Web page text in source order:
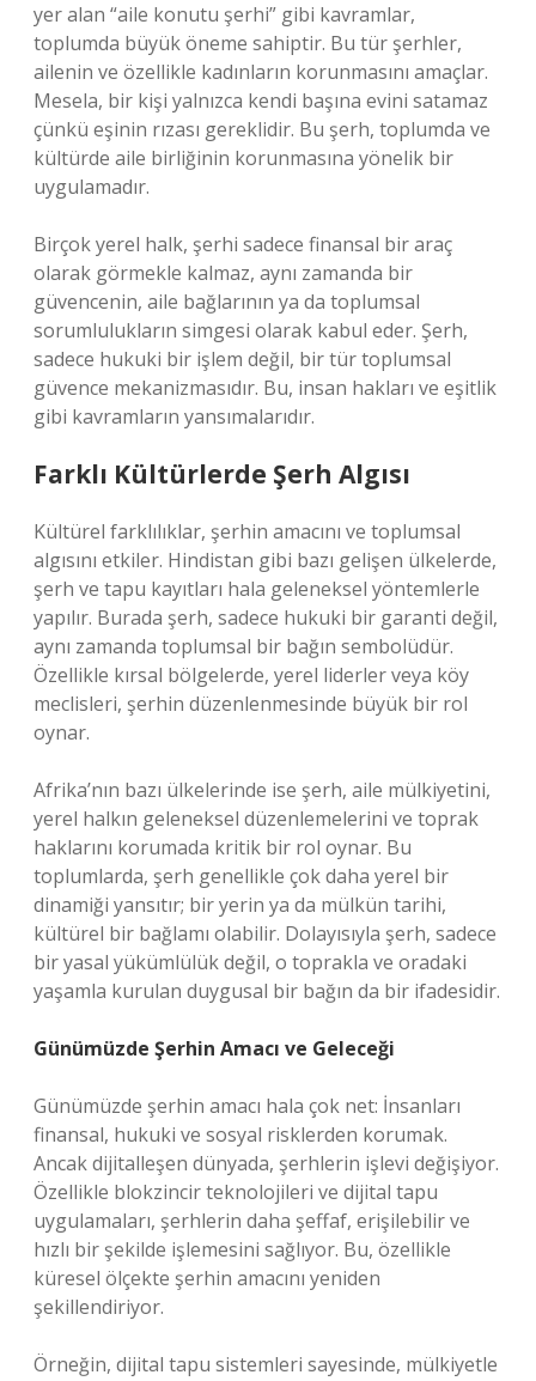
yer alan “aile konutu şerhi” gibi kavramlar,
toplumda büyük öneme sahiptir. Bu tür şerhler,
ailenin ve özellikle kadınların korunmasını amaçlar.
Mesela, bir kişi yalnızca kendi başına evini satamaz
çünkü eşinin rızası gereklidir. Bu şerh, toplumda ve
kültürde aile birliğinin korunmasına yönelik bir
uygulamadır.
Birçok yerel halk, şerhi sadece finansal bir araç
olarak görmekle kalmaz, aynı zamanda bir
güvencenin, aile bağlarının ya da toplumsal
sorumlulukların simgesi olarak kabul eder. Şerh,
sadece hukuki bir işlem değil, bir tür toplumsal
güvence mekanizmasıdır. Bu, insan hakları ve eşitlik
gibi kavramların yansımalarıdır.
Farklı Kültürlerde Şerh Algısı
Kültürel farklılıklar, şerhin amacını ve toplumsal
algısını etkiler. Hindistan gibi bazı gelişen ülkelerde,
şerh ve tapu kayıtları hala geleneksel yöntemlerle
yapılır. Burada şerh, sadece hukuki bir garanti değil,
aynı zamanda toplumsal bir bağın sembolüdür.
Özellikle kırsal bölgelerde, yerel liderler veya köy
meclisleri, şerhin düzenlenmesinde büyük bir rol
oynar.
Afrika’nın bazı ülkelerinde ise şerh, aile mülkiyetini,
yerel halkın geleneksel düzenlemelerini ve toprak
haklarını korumada kritik bir rol oynar. Bu
toplumlarda, şerh genellikle çok daha yerel bir
dinamiği yansıtır; bir yerin ya da mülkün tarihi,
kültürel bir bağlamı olabilir. Dolayısıyla şerh, sadece
bir yasal yükümlülük değil, o toprakla ve oradaki
yaşamla kurulan duygusal bir bağın da bir ifadesidir.
Günümüzde Şerhin Amacı ve Geleceği
Günümüzde şerhin amacı hala çok net: İnsanları
finansal, hukuki ve sosyal risklerden korumak.
Ancak dijitalleşen dünyada, şerhlerin işlevi değişiyor.
Özellikle blokzincir teknolojileri ve dijital tapu
uygulamaları, şerhlerin daha şeffaf, erişilebilir ve
hızlı bir şekilde işlemesini sağlıyor. Bu, özellikle
küresel ölçekte şerhin amacını yeniden
şekillendiriyor.
Örneğin, dijital tapu sistemleri sayesinde, mülkiyetle